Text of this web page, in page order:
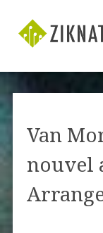
Van
nouvel